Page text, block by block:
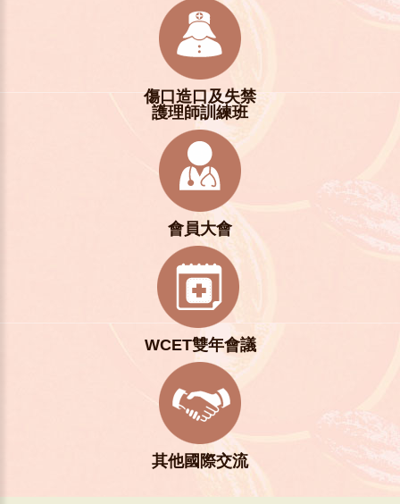
傷口造口及失禁
護理師訓練班
會員大會
WCET雙年會議
其他國際交流